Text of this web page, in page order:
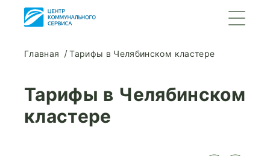
Главная Тарифы в Челябинском кластере
Тарифы в Челябинском
кластере